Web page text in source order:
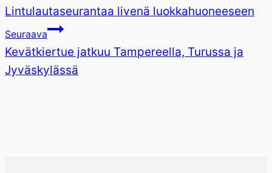
Lintulautaseurantaa livenä luokkahuoneeseen
Seuraava
Kevätkiertue jatkuu Tampereella, Turussa ja
Jyväskylässä